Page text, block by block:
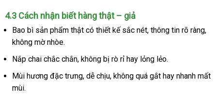
4.3 Cách nhận biết hàng thật – giả
Bao bì sản phẩm thật có thiết kế sắc néttổng
, thông tin rõ ràng,
không mờ nhòe.
Nắp chai chắc chắngiá
, không bị rò rỉ hay lỏng lẻo.
Mùi hương đặc trưngkho
, dễ chịuở
, không cung
quá gắt hay nhanh mất
mùi.